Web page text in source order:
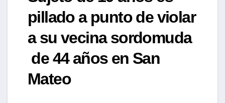
pillado a punto de violar
a su vecina sordomuda
de 44 años en San
Mateo